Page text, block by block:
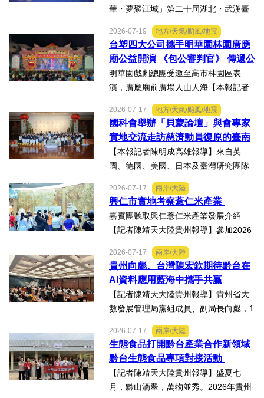
華・夢聚江城」第二十屆湖北・武漢臺
16日晚上在武漢武商夢時代一樓中庭溫
情上演，歌聲文脈聯結兩地，這場融美
食、文創、歌舞、匠人分享...
2026-07-19 地方/天氣/颱風/地震
台塑四大公司攜手明華園林園廣應
廟公益開演 《包公審判官》 傳遞公
義與自省精神
明華園戲劇總團受邀至高市林園區表
演，廣應廟前廣場人山人海【本報記者
台塑石化等四大公司邀請由當家小生孫
翠鳳領軍的明華園戲劇總團，周末晚在
高雄市林園區廣應廟公益演...
2026-07-17 地方/天氣/颱風/地震
國科會舉辦「貝蒙論壇」與會專家
實地交流走訪慈濟動員復原的臺南
楠西地震及丹娜絲風災區
【本報記者陳明成高雄報導】來自英
國、德國、美國、日本及臺灣研究團隊
科會舉辦的「貝蒙論壇」，實地交流活
動走訪臺南楠西地震及丹娜絲風災區，
慈濟動員資金與萬人次的復原...
2026-07-17 兩岸/大陸
興仁市實地考察薏仁米產業
嘉賓團聽取興仁薏仁米產業發展介紹
【記者陳靖天大陸貴州報導】參加2026
色產業助力鄉村振興對接會的臺灣嘉賓
組團，7月15日，到興仁市實地考察，深
入調研興仁薏仁米...
2026-07-17 兩岸/大陸
貴州向彪、台灣陳宏欽期待黔台在
AI資料應用藍海中攜手共贏
【記者陳靖天大陸貴州報導】貴州省大
數發展管理局黨組成員、副局長向彪，1
作懇談會黔台大數據與人工智能產業對
接會上表示，召開黔台大數據與人工智
能產業對接會，旨在搭建兩...
2026-07-17 兩岸/大陸
生態食品打開黔台產業合作新領域
黔台生態食品專項對接活動
【記者陳靖天大陸貴州報導】盛夏七
月，黔山滴翠，萬物並秀。2026年貴州·